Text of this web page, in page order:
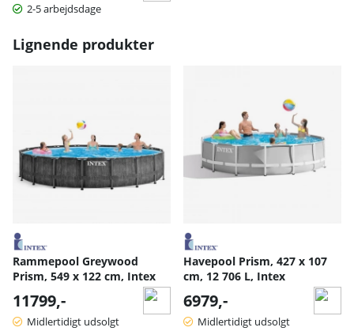
2-5 arbejdsdage
Lignende produkter
Rammepool Greywood
Prism, 549 x 122 cm, Intex
11799,-
Midlertidigt udsolgt
Havepool Prism, 427 x 107
cm, 12 706 L, Intex
6979,-
Midlertidigt udsolgt